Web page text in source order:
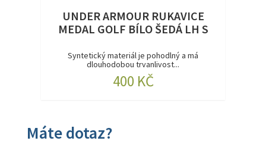
UNDER ARMOUR RUKAVICE
MEDAL GOLF BÍLO ŠEDÁ LH S
Syntetický materiál je pohodlný a má
dlouhodobou trvanlivost...
400 KČ
Máte dotaz?